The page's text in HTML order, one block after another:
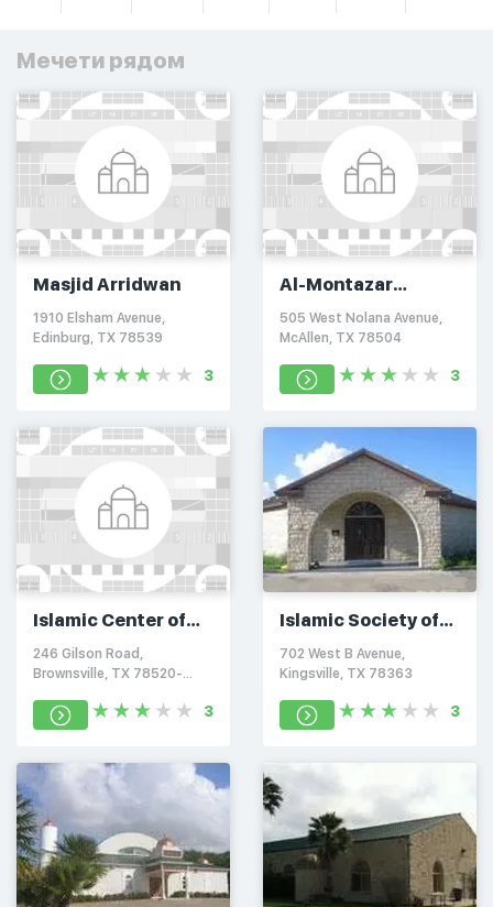
Мечети рядом
Masjid Arridwan
1910 Elsham Avenue,
Edinburg, TX 78539
3
Al-Montazar
Foundation
505 West Nolana Avenue,
McAllen, TX 78504
3
Islamic Center of
Brownsville
246 Gilson Road,
Brownsville, TX 78520-
3
Islamic Society of
Kingsville
702 West B Avenue,
Kingsville, TX 78363
3